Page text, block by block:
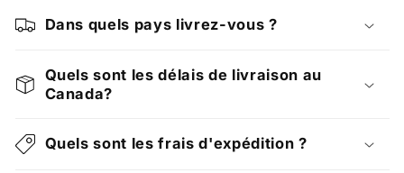
Dans quels pays livrez-vous ?
Quels sont les délais de livraison au
Canada?
Quels sont les frais d'expédition ?